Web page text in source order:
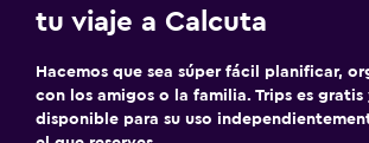
tu viaje a Calcuta
Hacemos que sea súper fácil planificar,
con los amigos o la familia. Trips es gratis
disponible para su uso